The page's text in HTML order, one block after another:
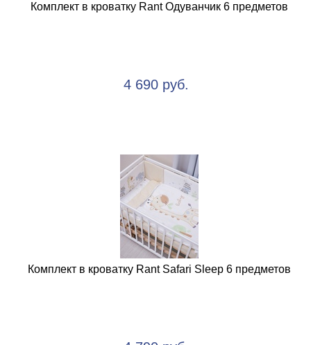
Комплект в кроватку Rant Одуванчик 6 предметов
4 690 руб.
Комплект в кроватку Rant Safari Sleep 6 предметов